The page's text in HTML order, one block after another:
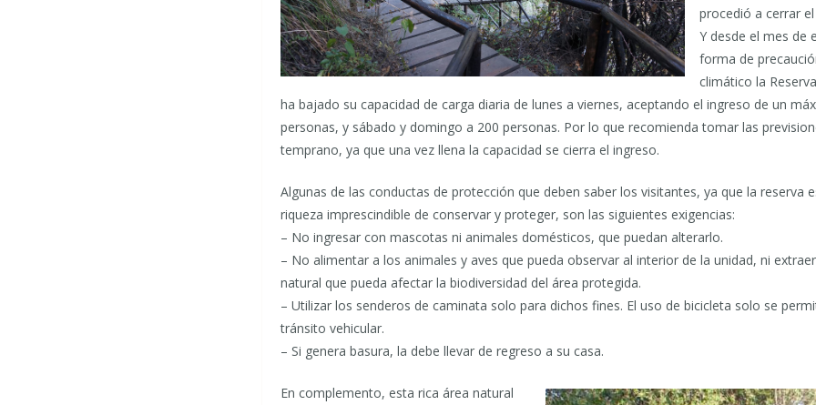
procedió a cerrar
Y desde el mes de
forma de
climático la
ha bajado su capacidad de carga diaria de lunes a viernes, aceptando el ingreso de un
personas, y sábado y domingo a 200 personas. Por lo que recomienda tomar las
temprano, ya que una vez llena la capacidad se cierra el ingreso.
Algunas de las conductas de protección que deben saber los visitantes, ya que la reserva
riqueza imprescindible de conservar y proteger, son las siguientes exigencias:
– No ingresar con mascotas ni animales domésticos, que puedan alterarlo.
– No alimentar a los animales y aves que pueda observar al interior de la unidad, ni
natural que pueda afectar la biodiversidad del área protegida.
– Utilizar los senderos de caminata solo para dichos fines. El uso de bicicleta solo se
tránsito vehicular.
– Si genera basura, la debe llevar de regreso a su casa.
En complemento, esta rica área natural